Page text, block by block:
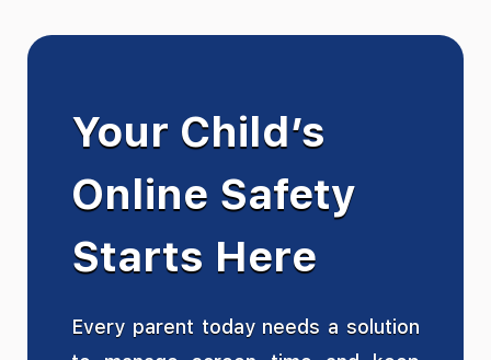
Your Child’s
Online Safety
Starts Here
Every parent today needs a solution